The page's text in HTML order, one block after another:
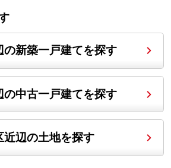
の新築一戸建てを探す
の中古一戸建てを探す
近辺の土地を探す